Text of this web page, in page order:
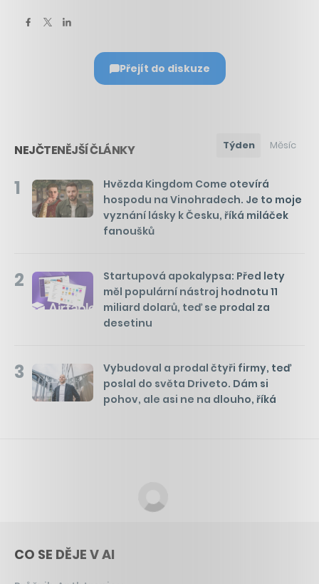
Přejít do diskuze
NEJČTENĚJŠÍ ČLÁNKY Týden Měsíc
1
Hvězda Kingdom Come otevírá
hospodu na Vinohradech. Je to moje
vyznání lásky k Česku, říká miláček
fanoušků
2
Startupová apokalypsa: Před lety
měl populární nástroj hodnotu 11
miliard dolarů, teď se prodal za
desetinu
3
Vybudoval a prodal čtyři firmy, teď
poslal do světa Driveto. Dám si
pohov, ale asi ne na dlouho, říká
CO SE DĚJE V AI